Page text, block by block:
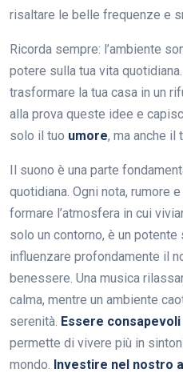
risaltare le belle frequenze e
Ricorda sempre: l’ambiente
potere sulla tua vita
trasformare la tua casa in un
alla prova queste idee e
solo il tuo umore, ma anche il
Il suono è una parte
quotidiana. Ogni nota, rumore
formare l’atmosfera in cui
solo un contorno, è un potente
influenzare profondamente il
benessere. Una musica
calma, mentre un ambiente
serenità. Essere consapevoli
permette di vivere più in
mondo. Investire nel nostro